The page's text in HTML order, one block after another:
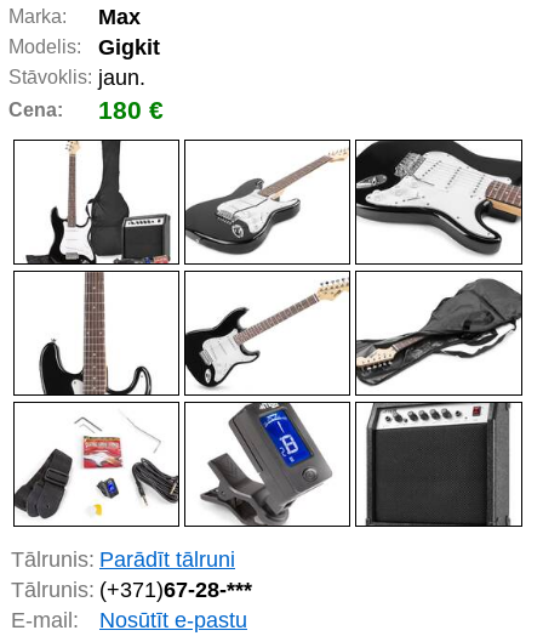
Marka: Max
Modelis: Gigkit
Stāvoklis: jaun.
Cena: 180 €
Tālrunis: Parādīt tālruni
Tālrunis: (+371)67-28-***
E-mail:
Nosūtīt e-pastu